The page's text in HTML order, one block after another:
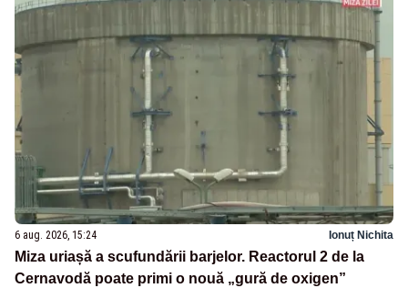
6 aug. 2026, 15:24 Ionuț Nichita
Miza uriașă a scufundării barjelor. Reactorul 2 de la
Cernavodă poate primi o nouă „gură de oxigen”